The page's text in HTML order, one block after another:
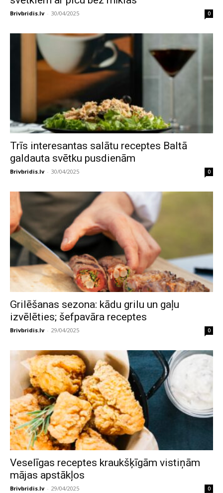
Brivbridis.lv - 30/04/2025 0
Trīs interesantas salātu receptes Baltā
galdauta svētku pusdienām
Brivbridis.lv - 30/04/2025 0
Grilēšanas sezona: kādu grilu un gaļu
izvēlēties; šefpavāra receptes
Brivbridis.lv - 29/04/2025 0
Veselīgas receptes kraukšķīgām vistiņām
mājas apstākļos
Brivbridis.lv - 29/04/2025 0